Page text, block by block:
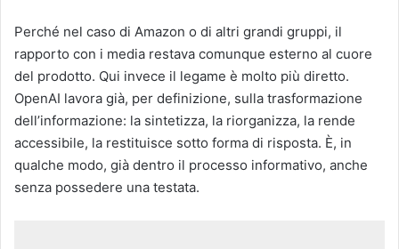
Perché nel caso di Amazon o di altri grandi gruppi, il
rapporto con i media restava comunque esterno al cuore
del prodotto. Qui invece il legame è molto più diretto.
OpenAI lavora già, per definizione, sulla trasformazione
dell’informazione: la sintetizza, la riorganizza, la rende
accessibile, la restituisce sotto forma di risposta. È, in
qualche modo, già dentro il processo informativo, anche
senza possedere una testata.